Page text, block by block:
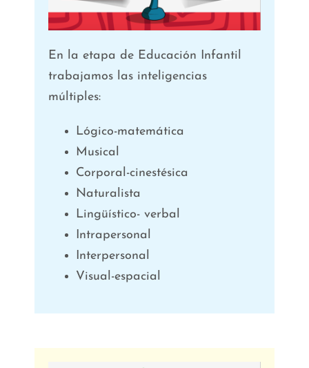
En la etapa de Educación Infantil
trabajamos las inteligencias
múltiples:
Lógico-matemática
Musical
Corporal-cinestésica
Naturalista
Lingüístico- verbal
Intrapersonal
Interpersonal
Visual-espacial